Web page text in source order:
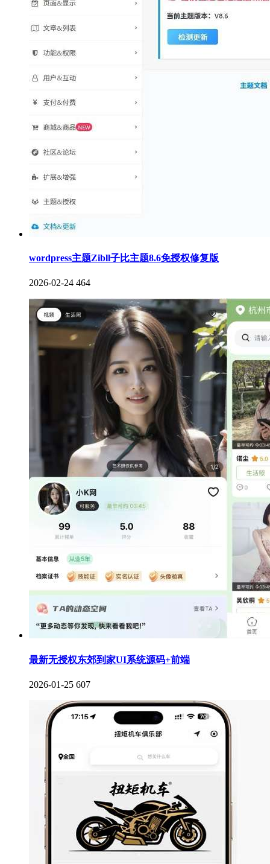
wordpress主题Zibll子比主题8.6免授权修复版
2026-02-24 464
最新无授权东郊到家UI系统源码+前端
2026-01-25 607